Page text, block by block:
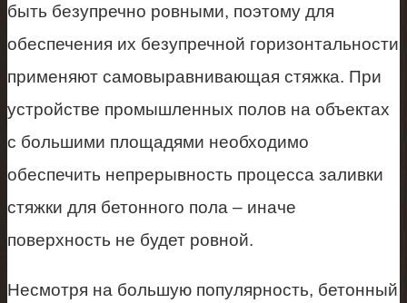
быть безупречно ровными, поэтому для
обеспечения их безупречной горизонтальности
применяют самовыравнивающая стяжка. При
устройстве промышленных полов на объектах
с большими площадями необходимо
обеспечить непрерывность процесса заливки
стяжки для бетонного пола – иначе
поверхность не будет ровной.
Несмотря на большую популярность, бетонный